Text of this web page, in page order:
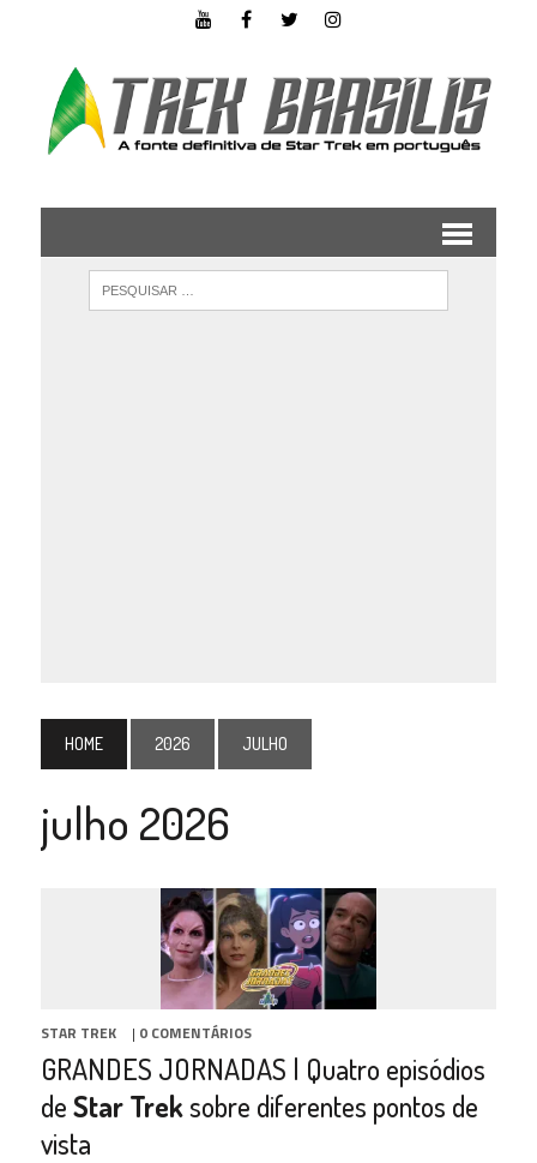
HOME 2026 JULHO
julho 2026
STAR TREK | 0 COMENTÁRIOS
GRANDES JORNADAS | Quatro episódios
deStar Treksobre diferentes pontos de
vista